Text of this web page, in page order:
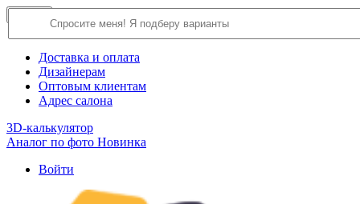
О компании
Доставка и оплата
Дизайнерам
Оптовым клиентам
Адрес салона
3D-калькулятор
Аналог по фото Новинка
Войти